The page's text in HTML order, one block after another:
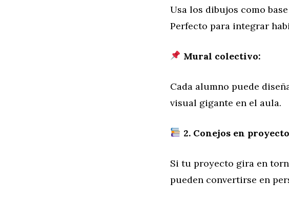
Usa los dibujos como
Perfecto para integrar
Mural colectivo:
Cada alumno puede
visual gigante en el aula.
2. Conejos en
Si tu proyecto gira en
pueden convertirse en